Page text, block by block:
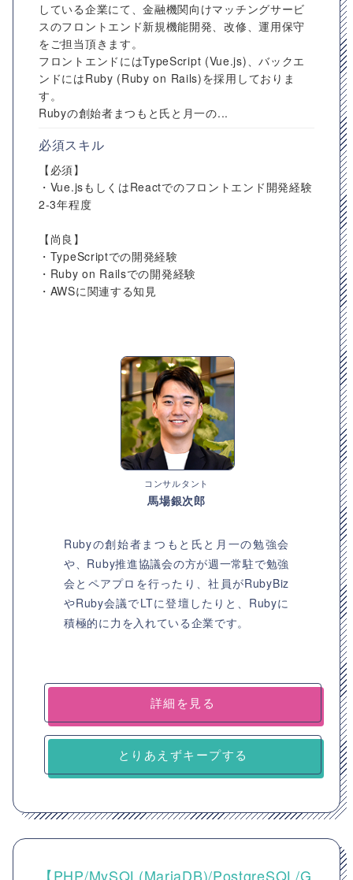
している企業にて、金融機関向けマッチングサービ
スのフロントエンド新規機能開発、改修、運用保守
をご担当頂きます。
フロントエンドにはTypeScript (Vue.js)、バックエ
ンドにはRuby (Ruby on Rails)を採用しておりま
す。
Rubyの創始者まつもと氏と月一の...
必須スキル
【必須】
・Vue.jsもしくはReactでのフロントエンド開発経験
2-3年程度
【尚良】
・TypeScriptでの開発経験
・Ruby on Railsでの開発経験
・AWSに関連する知見
コンサルタント
馬場銀次郎
Rubyの創始者まつもと氏と月一の勉強会
や、Ruby推進協議会の方が週一常駐で勉強
会とペアプロを行ったり、社員がRubyBiz
やRuby会議でLTに登壇したりと、Rubyに
積極的に力を入れている企業です。
詳細を見る
とりあえずキープする
【PHP/MySQL(MariaDB)/PostgreSQL/G